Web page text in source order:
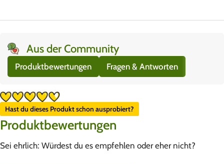
Aus der Community
Produktbewertungen Fragen & Antworten
Hast du dieses Produkt schon ausprobiert?
Produktbewertungen
Sei ehrlich: Würdest du es empfehlen oder eher nicht?